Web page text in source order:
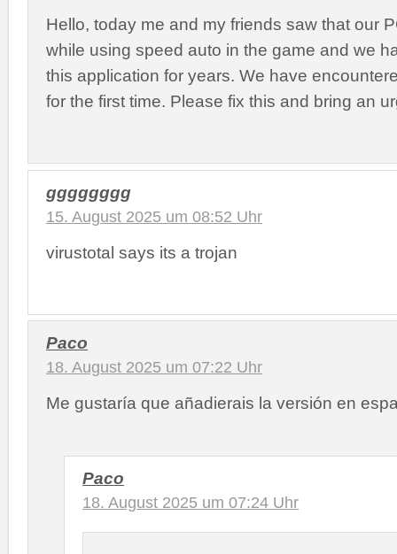
Hello, today me and my friends saw that our
while using speed auto in the game and we
this application for years. We have
for the first time. Please fix this and bring an
gggggggg
15. August 2025 um 08:52 Uhr
virustotal says its a trojan
Paco
18. August 2025 um 07:22 Uhr
Me gustaría que añadierais la versión en
Paco
18. August 2025 um 07:24 Uhr